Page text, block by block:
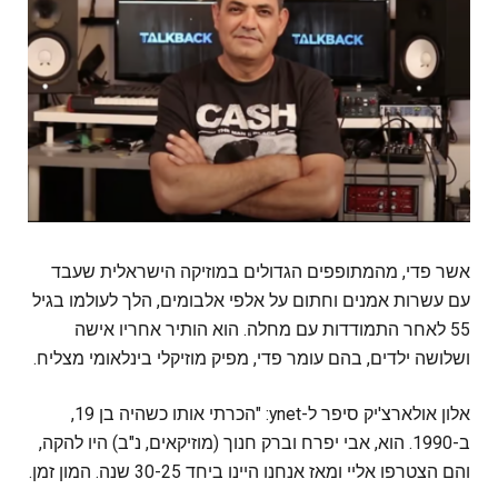
אשר פדי, מהמתופפים הגדולים במוזיקה הישראלית שעבד
עם עשרות אמנים וחתום על אלפי אלבומים, הלך לעולמו בגיל
55 לאחר התמודדות עם מחלה. הוא הותיר אחריו אישה
ושלושה ילדים, בהם עומר פדי, מפיק מוזיקלי בינלאומי מצליח.
אלון אולארצ'יק סיפר ל-ynet: "הכרתי אותו כשהיה בן 19,
ב-1990. הוא, אבי יפרח וברק חנוך (מוזיקאים, נ"ב) היו להקה,
והם הצטרפו אליי ומאז אנחנו היינו ביחד 30-25 שנה. המון זמן.